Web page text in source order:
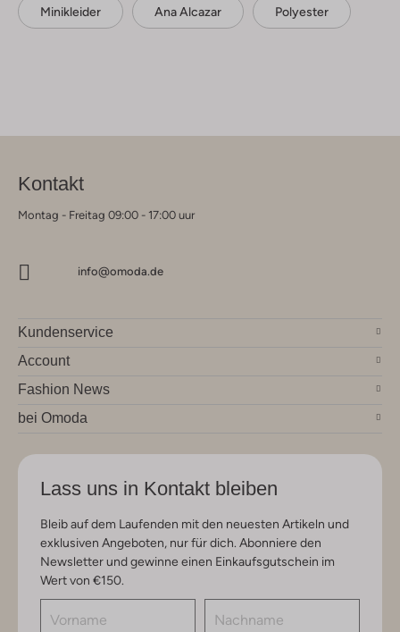
Minikleider Ana Alcazar Polyester
Kontakt
Montag - Freitag 09:00 - 17:00 uur
info@omoda.de
Kundenservice
Account
Fashion News
bei Omoda
Lass uns in Kontakt bleiben
Bleib auf dem Laufenden mit den neuesten Artikeln und
exklusiven Angeboten, nur für dich. Abonniere den
Newsletter und gewinne einen Einkaufsgutschein im
Wert von €150.